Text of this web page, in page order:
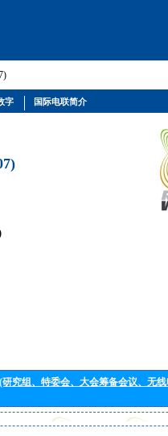
究组、特委会、大会筹备会议、无
字 国际电联简介